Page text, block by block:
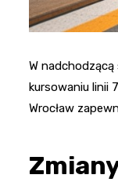
W
kursowaniu linii
Wrocław